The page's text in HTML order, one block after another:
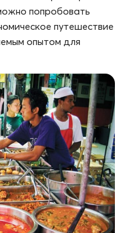
попробовать
путешествие
опытом для